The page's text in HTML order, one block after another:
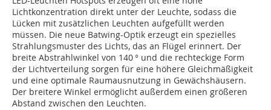
Lichtkonzentration direkt unter der Leuchte, sodass die
Lücken mit zusätzlichen Leuchten aufgefüllt werden
müssen. Die neue Batwing-Optik erzeugt ein spezielles
Strahlungsmuster des Lichts, das an Flügel erinnert. Der
breite Abstrahlwinkel von 140 ° und die rechteckige Form
der Lichtverteilung sorgen für eine höhere Gleichmäßigkeit
und eine optimale Raumausnutzung in Gewächshäusern.
Der breitere Winkel ermöglicht außerdem einen größeren
Abstand zwischen den Leuchten.